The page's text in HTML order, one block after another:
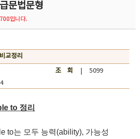
문법문형
입니다.
교정리
조 회
| 5099
to 정리
to는 모두 능력(ability), 가능성